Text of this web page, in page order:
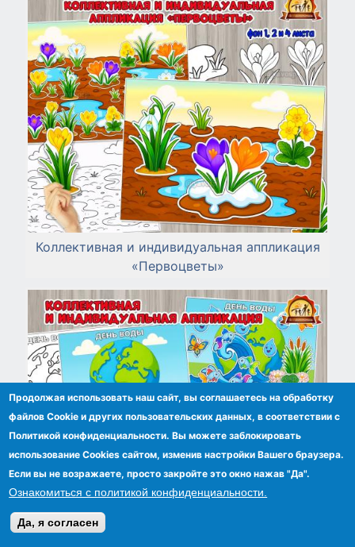
Коллективная и индивидуальная аппликация
«Первоцветы»
Продолжая использовать наш сайт, вы соглашаетесь на обработку
файлов Сookie и других пользовательских данных, в соответствии с
Политикой конфиденциальности. Вы можете заблокировать
использование Cookies сайтом, изменив настройки Вашего браузера.
Если вы не возражаете, просто закройте это окно нажав "Да".
Ознакомиться с политикой конфиденциальности.
Да, я согласен